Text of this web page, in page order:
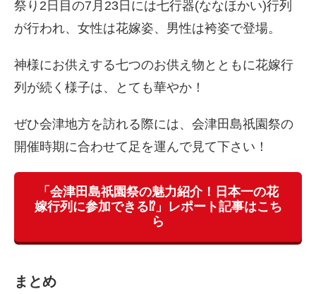
祭り2日目の7月23日には七行器(ななほかい)行列
が行われ、女性は花嫁姿、男性は袴姿で登場。
神様にお供えする七つのお供え物とともに花嫁行
列が続く様子は、とても華やか！
ぜひ会津地方を訪れる際には、会津田島祇園祭の
開催時期に合わせて足を運んで見て下さい！
「会津田島祇園祭の魅力紹介！日本一の花
嫁行列に参加できる⁉︎」レポート記事はこち
ら
まとめ